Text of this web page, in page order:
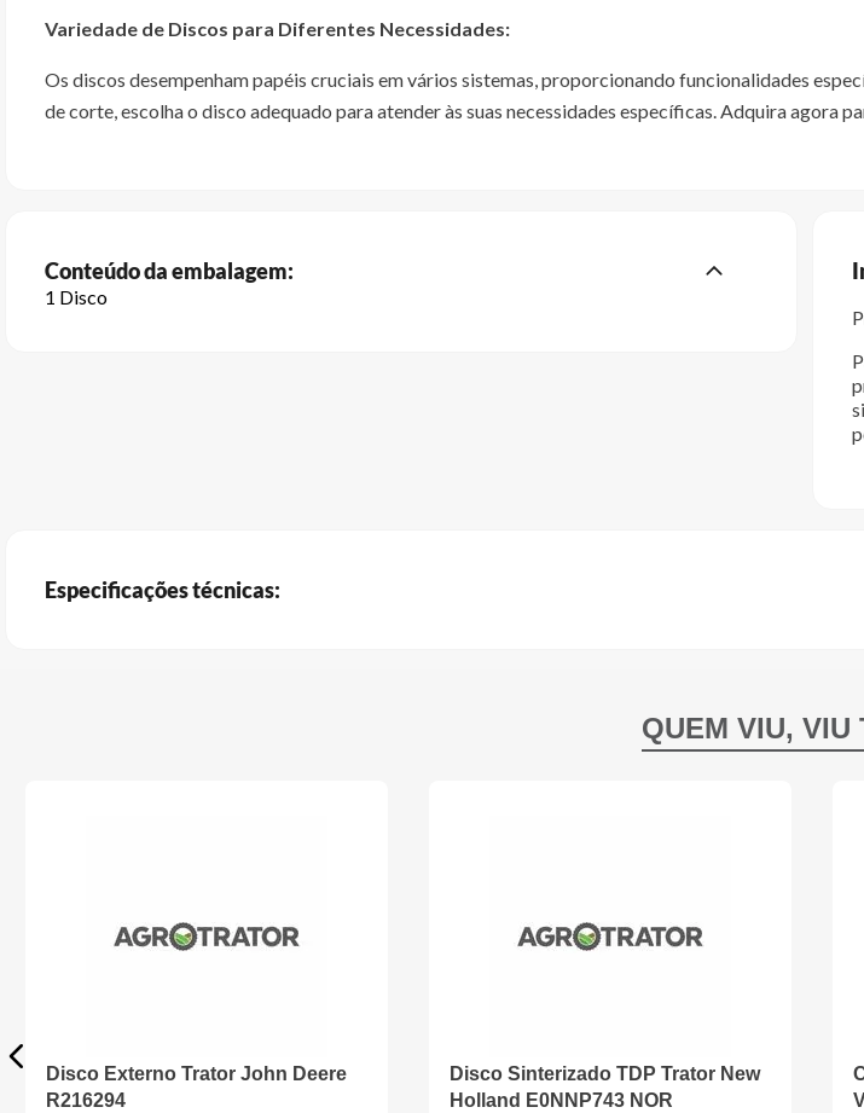
Variedade de Discos para Diferentes Necessidades:
Os discos desempenham papéis cruciais em vários sistemas, proporcionando funcionalidades
de corte, escolha o disco adequado para atender às suas necessidades específicas. Adquira agora
Conteúdo da embalagem:
1 Disco
Especificações técnicas:
Disco Externo Trator John Deere
R216294
Disco Sinterizado TDP Trator New
Holland E0NNP743 NOR